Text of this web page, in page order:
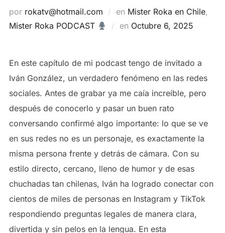
por rokatv@hotmail.com en Mister Roka en Chile,
Mister Roka PODCAST
en Publicado
Octubre 6, 2025
En este capítulo de mi podcast tengo de invitado a
Iván González, un verdadero fenómeno en las redes
sociales. Antes de grabar ya me caía increíble, pero
después de conocerlo y pasar un buen rato
conversando confirmé algo importante: lo que se ve
en sus redes no es un personaje, es exactamente la
misma persona frente y detrás de cámara. Con su
estilo directo, cercano, lleno de humor y de esas
chuchadas tan chilenas, Iván ha logrado conectar con
cientos de miles de personas en Instagram y TikTok
respondiendo preguntas legales de manera clara,
divertida y sin pelos en la lengua. En esta